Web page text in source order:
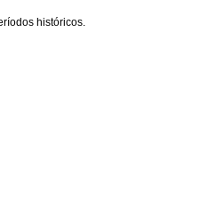
históricos.